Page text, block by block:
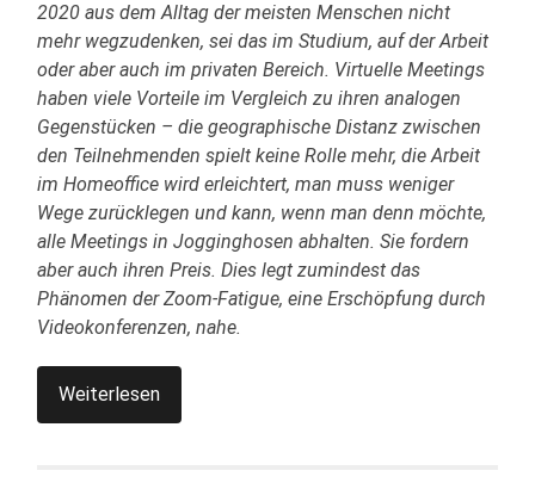
2020 aus dem Alltag der meisten Menschen nicht
mehr wegzudenken, sei das im Studium, auf der Arbeit
oder aber auch im privaten Bereich. Virtuelle Meetings
haben viele Vorteile im Vergleich zu ihren analogen
Gegenstücken – die geographische Distanz zwischen
den Teilnehmenden spielt keine Rolle mehr, die Arbeit
im Homeoffice wird erleichtert, man muss weniger
Wege zurücklegen und kann, wenn man denn möchte,
alle Meetings in Jogginghosen abhalten. Sie fordern
aber auch ihren Preis. Dies legt zumindest das
Phänomen der Zoom-Fatigue, eine Erschöpfung durch
Videokonferenzen, nahe.
Weiterlesen